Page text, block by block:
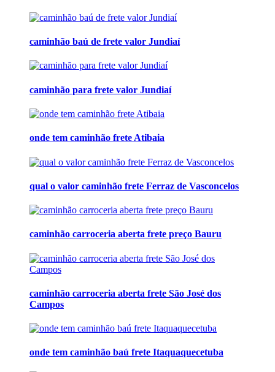
caminhão baú de frete valor Jundiaí
caminhão para frete valor Jundiaí
onde tem caminhão frete Atibaia
qual o valor caminhão frete Ferraz de Vasconcelos
caminhão carroceria aberta frete preço Bauru
caminhão carroceria aberta frete São José dos
Campos
onde tem caminhão baú frete Itaquaquecetuba